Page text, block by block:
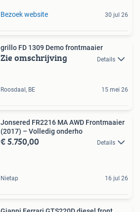
Bezoek website 30 jul 26
grillo FD 1309 Demo frontmaaier
Zie omschrijving Details
Roosdaal, BE 15 mei 26
Jonsered FR2216 MA AWD Frontmaaier
(2017) – Volledig onderho
€ 5.750,00 Details
Nietap 16 jul 26